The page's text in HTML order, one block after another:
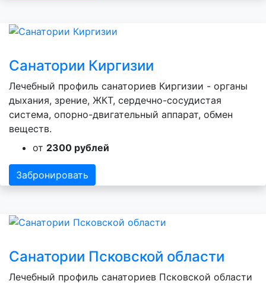
Санатории Киргизии
Лечебный профиль санаториев Киргизии - органы
дыхания, зрение, ЖКТ, сердечно-сосудистая
система, опорно-двигательный аппарат, обмен
веществ.
от 2300 рублей
Забронировать
Санатории Псковской области
Лечебный профиль санаториев Псковской области